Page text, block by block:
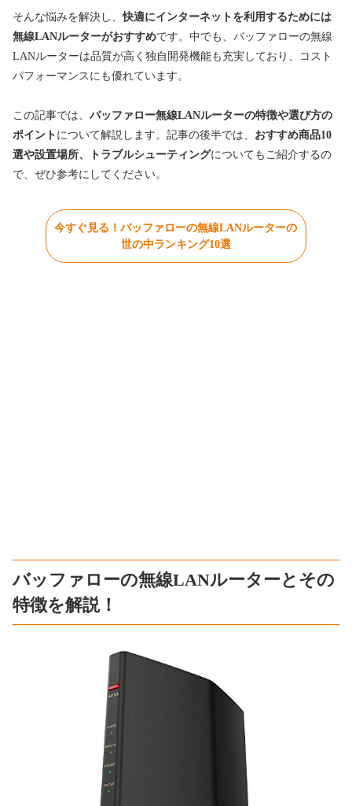
そんな悩みを解決し、快適にインターネットを利用するためには
無線LANルーターがおすすめです。中でも、バッファローの無線
LANルーターは品質が高く独自開発機能も充実しており、コスト
パフォーマンスにも優れています。
この記事では、 バッファロー無線LANルーターの特徴や選び方の
ポイント について解説します。記事の後半では、 おすすめ商品10
選や設置場所、トラブルシューティングについてもご紹介するの
で、ぜひ参考にしてください。
今すぐ見る！バッファローの無線LANルーターの
世の中ランキング10選
バッファローの無線LANルーターとその
特徴を解説！